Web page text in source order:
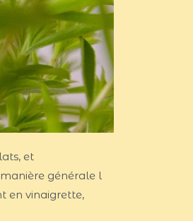
et
générale l
en vinaigrette,